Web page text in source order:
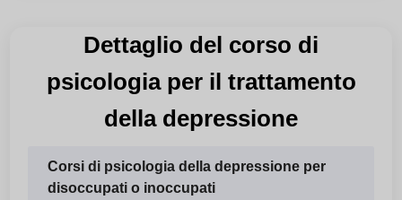
Dettaglio del corso di
psicologia per il trattamento
della depressione
Corsi di psicologia della depressione per
disoccupati o inoccupati